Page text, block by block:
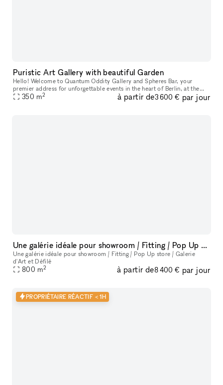
Puristic Art Gallery with beautiful Garden
Hello! Welcome to Quantum Oddity Gallery and Spheres Bar, your
premier address for unforgettable events in the heart of Berlin, at the
famous Kurfürstendamm 210. With our extensive experience and an
350 m2 à partir de3 600 € par jour
Une galérie idéale pour showroom / Fitting / Pop Up store / Galerie d'Art et défilé
Une galérie idéale pour showroom / Fitting / Pop Up store / Galerie
d'Art et Défilé
800 m2 à partir de8 400 € par jour
PROPRIÉTAIRE RÉACTIF < 1H